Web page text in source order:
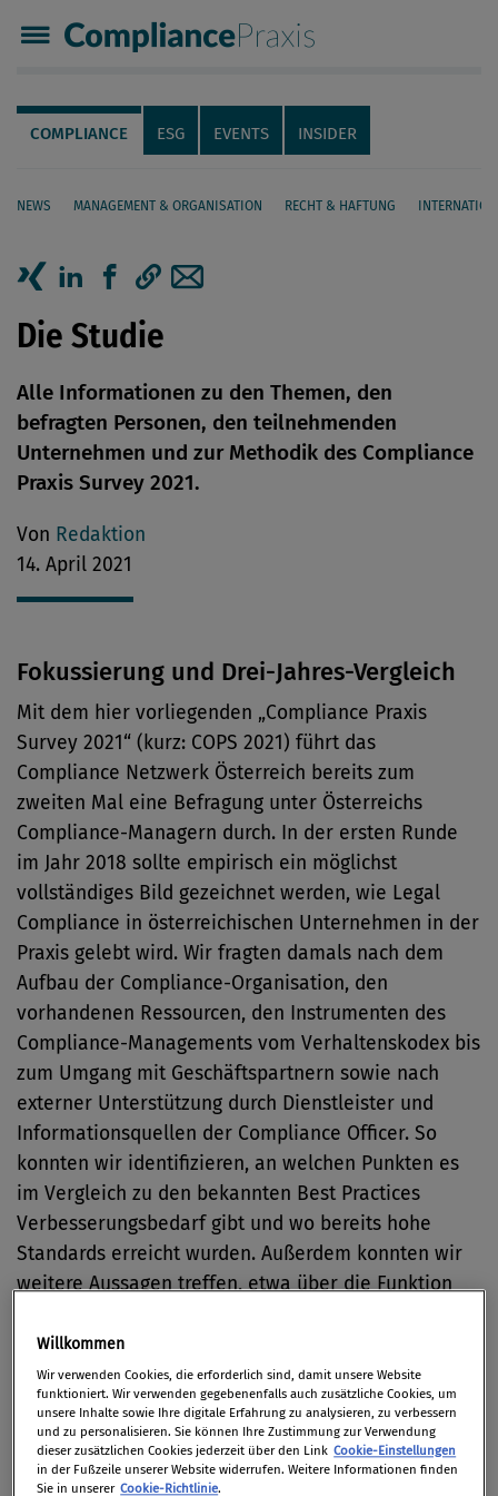
Compliance Praxis
Servicenavigation
Navigation
COMPLIANCE ESG EVENTS INSIDER
NEWS MANAGEMENT & ORGANISATION RECHT & HAFTUNG
Seiteninhalt
Artikel auf Xing teilen
Artikel auf linkedIn teilen
Artikel auf Facebook teilen
Artikellink kopieren
Die Studie
Alle Informationen zu den Themen, den
befragten Personen, den teilnehmenden
Unternehmen und zur Methodik des Compliance
Praxis Survey 2021.
Von Redaktion
14. April 2021
Fokussierung und Drei-Jahres-Vergleich
Mit dem hier vorliegenden „Compliance Praxis
Survey 2021“ (kurz: COPS 2021) führt das
Compliance Netzwerk Österreich bereits zum
zweiten Mal eine Befragung unter Österreichs
Compliance-Managern durch. In der ersten Runde
im Jahr 2018 sollte empirisch ein möglichst
vollständiges Bild gezeichnet werden, wie Legal
Compliance in österreichischen Unternehmen in der
Praxis gelebt wird. Wir fragten damals nach dem
Aufbau der Compliance-Organisation, den
vorhandenen Ressourcen, den Instrumenten des
Compliance-Managements vom Verhaltenskodex bis
zum Umgang mit Geschäftspartnern sowie nach
externer Unterstützung durch Dienstleister und
Informationsquellen der Compliance Officer. So
konnten wir identifizieren, an welchen Punkten es
im Vergleich zu den bekannten Best Practices
Verbesserungsbedarf gibt und wo bereits hohe
Standards erreicht wurden. Außerdem konnten wir
weitere Aussagen treffen, etwa über die Funktion
Compliance-Risikobereiche oder die Kriterien, nach
denen Unternehmen Berater auswählen. Das
Whitepaper „COPS 2018 – Compliance Praxis Survey
– Wie compliant ist Österreich?“ kann am
Compliance Praxis-Portalwww.compliance-praxis.at
Willkommen
Wir verwenden Cookies, die erforderlich sind, damit unsere Website
funktioniert. Wir verwenden gegebenenfalls auch zusätzliche Cookies, um
unsere Inhalte sowie Ihre digitale Erfahrung zu analysieren, zu verbessern
und zu personalisieren. Sie können Ihre Zustimmung zur Verwendung
dieser zusätzlichen Cookies jederzeit über den Link Cookie-Einstellungen
in der Fußzeile unserer Website widerrufen. Weitere Informationen finden
Sie in unserer Cookie-Richtlinie.